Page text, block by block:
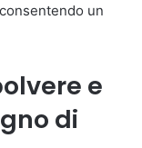
un
e
di